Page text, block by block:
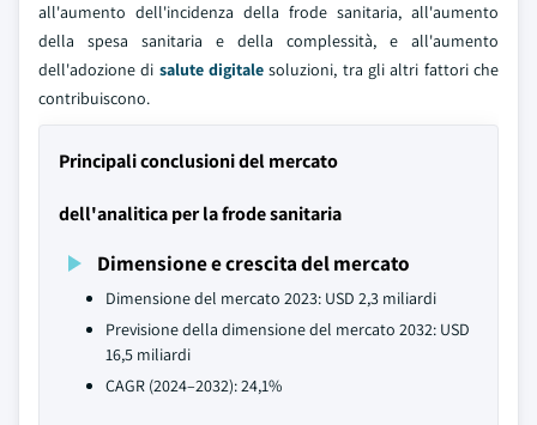
all'aumento dell'incidenza della frode sanitaria, all'aumento
della spesa sanitaria e della complessità, e all'aumento
dell'adozione di salute digitale soluzioni, tra gli altri fattori che
contribuiscono.
Principali conclusioni del mercato
dell'analitica per la frode sanitaria
Dimensione e crescita del mercato
Dimensione del mercato 2023: USD 2,3 miliardi
Previsione della dimensione del mercato 2032: USD
16,5 miliardi
CAGR (2024–2032): 24,1%